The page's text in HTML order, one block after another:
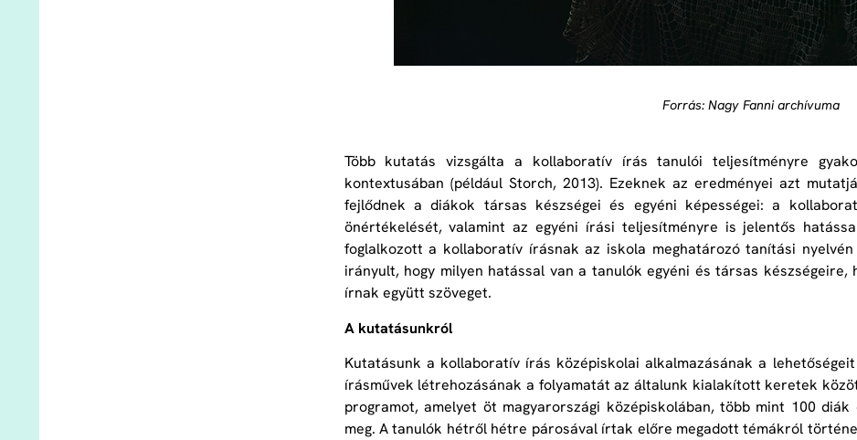
Forrás: Nagy Fanni archívuma
Több kutatás vizsgálta a kollaboratív írás tanulói teljesítményre
kontextusában (például Storch, 2013). Ezeknek az eredményei azt
fejlődnek a diákok társas készségei és egyéni képességei: a
önértékelését, valamint az egyéni írási teljesítményre is jelentős
foglalkozott a kollaboratív írásnak az iskola meghatározó tanítási
irányult, hogy milyen hatással van a tanulók egyéni és társas
írnak együtt szöveget.
A kutatásunkról
Kutatásunk a kollaboratív írás középiskolai alkalmazásának a
írásművek létrehozásának a folyamatát az általunk kialakított keretek
programot, amelyet öt magyarországi középiskolában, több mint 100
meg. A tanulók hétről hétre párosával írtak előre megadott témákról